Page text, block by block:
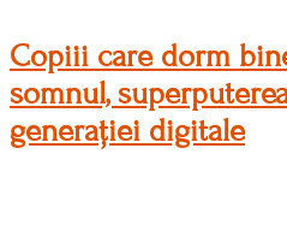
Copiii care dorm
somnul,
generației digitale